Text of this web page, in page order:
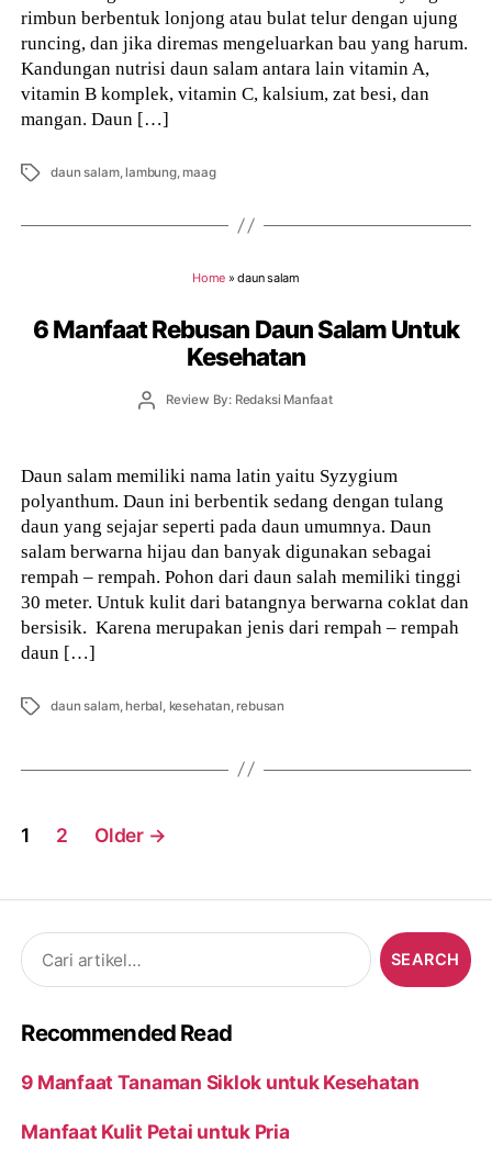
rimbun berbentuk lonjong atau bulat telur dengan ujung
runcing, dan jika diremas mengeluarkan bau yang harum.
Kandungan nutrisi daun salam antara lain vitamin A,
vitamin B komplek, vitamin C, kalsium, zat besi, dan
mangan. Daun […]
Tags daun salam, lambung,maag
Home »daun salam
6 Manfaat Rebusan Daun Salam Untuk
Kesehatan
PostReview By: Redaksi Manfaat
Daun salam memiliki nama latin yaitu Syzygium
polyanthum. Daun ini berbentik sedang dengan tulang
daun yang sejajar seperti pada daun umumnya. Daun
salam berwarna hijau dan banyak digunakan sebagai
rempah – rempah. Pohon dari daun salah memiliki tinggi
30 meter. Untuk kulit dari batangnya berwarna coklat dan
bersisik. Karena merupakan jenis dari rempah – rempah
daun […]
Tags daun salam, herbal, kesehatan,rebusan
Posts
navigation
1 2 Older →
Search
for:
Recommended Read
9 Manfaat Tanaman Siklok untuk Kesehatan
Manfaat Kulit Petai untuk Pria